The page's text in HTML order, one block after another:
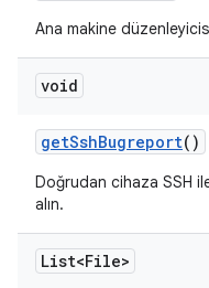
Ana makine
void
getSshBugreport()
Doğrudan cihaza SSH
alın.
List<File>